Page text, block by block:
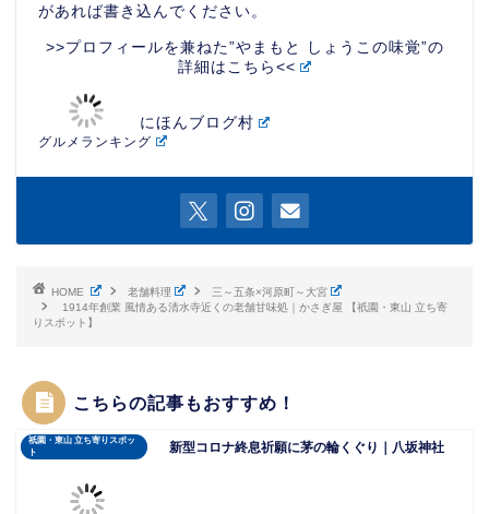
があれば書き込んでください。
>>プロフィールを兼ねた”やまもと しょうこの味覚”の
詳細はこちら<<
にほんブログ村
グルメランキング
HOME 老舗料理
三～五条×河原町～大宮
1914年創業 風情ある清水寺近くの老舗甘味処｜かさぎ屋 【祇園・東山 立ち寄
りスポット】
こちらの記事もおすすめ！
祇園・東山 立ち寄りスポッ
ト
新型コロナ終息祈願に茅の輪くぐり｜八坂神社